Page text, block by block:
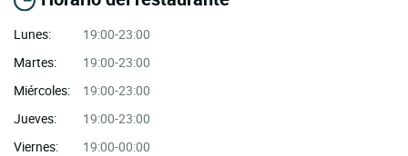
Lunes:
19:00-23:00
Martes:
19:00-23:00
Miércoles:
19:00-23:00
Jueves:
19:00-23:00
Viernes:
19:00-00:00